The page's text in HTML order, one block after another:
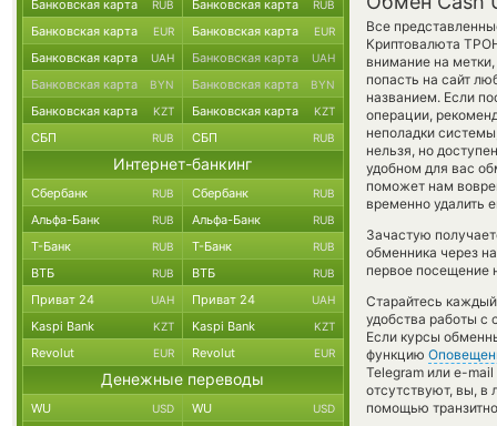
Все
Криптовалюта
внимание на
попасть на сайт
названием. Если
операции,
неполадки
нельзя, но
удобном для вас
поможет нам
временно удалить
Зачастую
обменника через
первое посещение
Старайтесь
удобства работы с
Если курсы
функцию
Telegram или e-
отсутствуют, вы,
помощью
Банковская карта RUB Банковская карта RUB
Банковская карта EUR Банковская карта EUR
Банковская карта UAH Банковская карта UAH
Банковская карта BYN Банковская карта BYN
Банковская карта KZT Банковская карта KZT
СБП RUB СБП RUB
Интернет-банкинг
Сбербанк RUB Сбербанк RUB
Альфа-Банк RUB Альфа-Банк RUB
Т-Банк RUB Т-Банк RUB
ВТБ RUB ВТБ RUB
Приват 24 UAH Приват 24 UAH
Kaspi Bank KZT Kaspi Bank KZT
Revolut EUR Revolut EUR
Денежные переводы
WU USD WU USD